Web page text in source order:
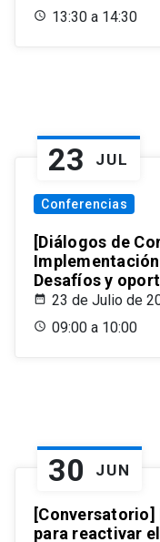
13:30 a 14:30
23 JUL
Conferencias
[Diálogos de
Desafíos y
23 de Julio de
09:00 a 10:00
30 JUN
[Conversatorio]
para reactivar